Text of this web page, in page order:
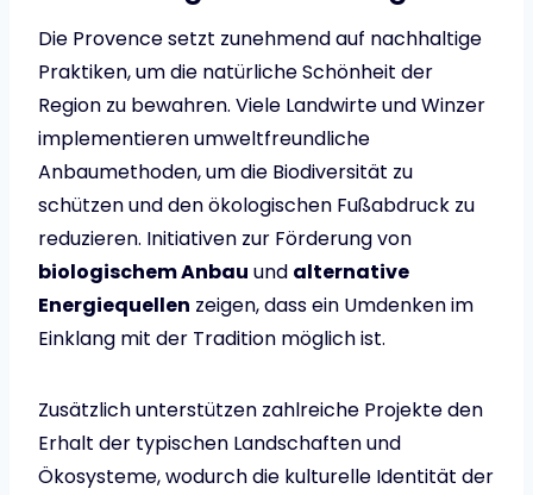
Die Provence setzt zunehmend auf nachhaltige
Praktiken, um die natürliche Schönheit der
Region zu bewahren. Viele Landwirte und Winzer
implementieren umweltfreundliche
Anbaumethoden, um die Biodiversität zu
schützen und den ökologischen Fußabdruck zu
reduzieren. Initiativen zur Förderung von
biologischem Anbau und alternative
Energiequellen zeigen, dass ein Umdenken im
Einklang mit der Tradition möglich ist.
Zusätzlich unterstützen zahlreiche Projekte den
Erhalt der typischen Landschaften und
Ökosysteme, wodurch die kulturelle Identität der